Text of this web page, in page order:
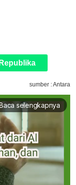
sumber : Antara
selengkapnya